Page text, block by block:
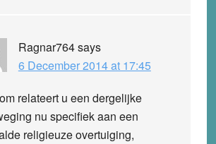
Ragnar764says
6 December 2014 at 17:45
relateert u een dergelijke
nu specifiek aan een
religieuze overtuiging,